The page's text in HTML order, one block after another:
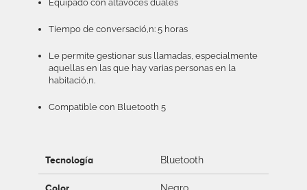
Equipado con altavoces duales
Tiempo de conversació,n: 5 horas
Le permite gestionar sus llamadas, especialmente
aquellas en las que hay varias personas en la
habitació,n.
Compatible con Bluetooth 5
Tecnología Bluetooth